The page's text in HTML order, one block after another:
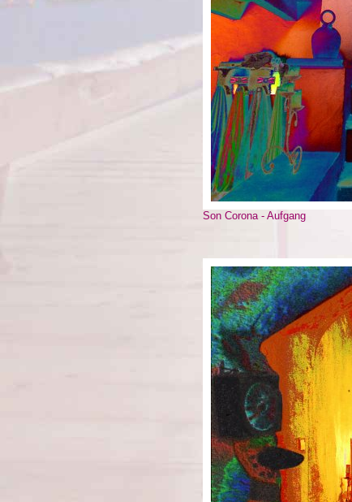
Son Corona - Aufgang